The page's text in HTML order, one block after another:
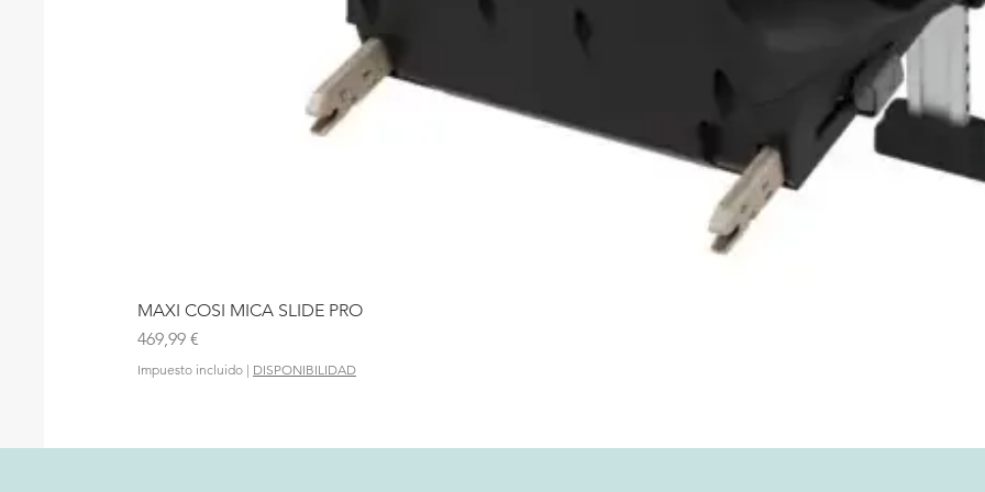
MAXI COSI MICA SLIDE PRO
Precio
469,99 €
Impuesto incluido | DISPONIBILIDAD